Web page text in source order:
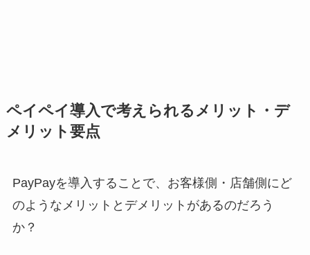
ペイペイ導入で考えられるメリット・デ
メリット要点
PayPayを導入することで、お客様側・店舗側にど
のようなメリットとデメリットがあるのだろう
か？